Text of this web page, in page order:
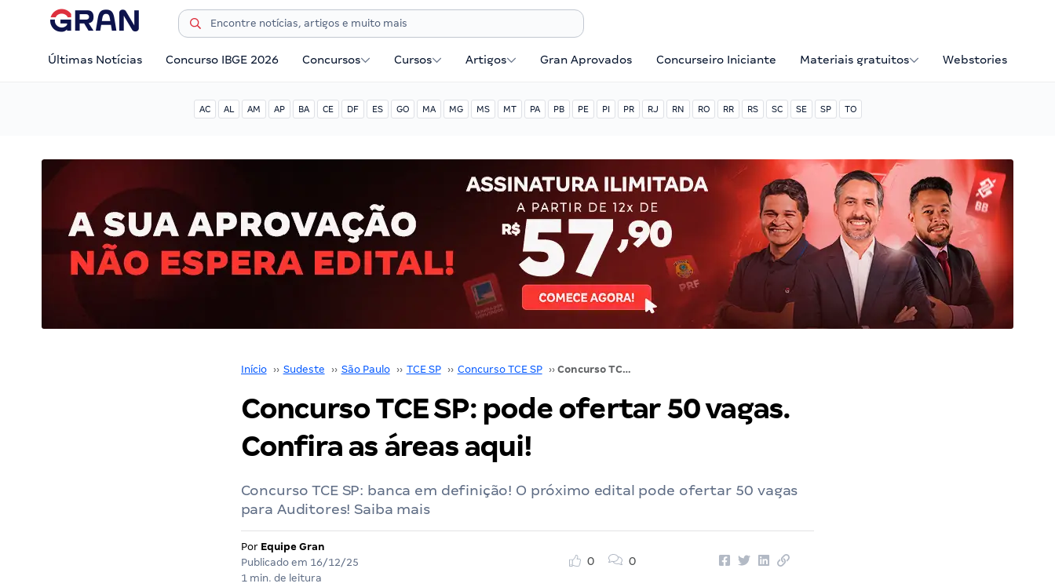
Últimas Notícias Concurso IBGE 2026 Concursos Cursos Artigos Gran Aprovados Concurseiro Iniciante Materiais gratuitos Webstories
AC AL AM AP BA CE DF ES GO MA MG MS MT PA PB PE PI PR RJ RN RO RR RS SC SE SP TO
Início ›› Sudeste ›› São Paulo ›› TCE SP ›› Concurso TCE SP ›› Concurso TCE SP: pode ofertar 50 vagas. Confira as áreas aqui!
Concurso TCE SP: pode ofertar 50 vagas.
Confira as áreas aqui!
Concurso TCE SP: banca em definição! O próximo edital pode ofertar 50 vagas
para Auditores! Saiba mais
Por Equipe Gran
Publicado em 16/12/25
1 min. de leitura
0 0